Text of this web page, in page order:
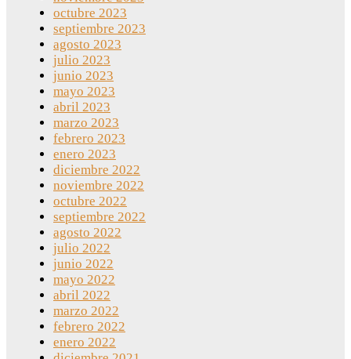
octubre 2023
septiembre 2023
agosto 2023
julio 2023
junio 2023
mayo 2023
abril 2023
marzo 2023
febrero 2023
enero 2023
diciembre 2022
noviembre 2022
octubre 2022
septiembre 2022
agosto 2022
julio 2022
junio 2022
mayo 2022
abril 2022
marzo 2022
febrero 2022
enero 2022